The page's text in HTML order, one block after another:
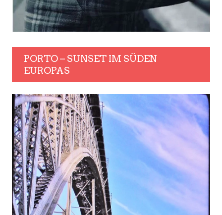
PORTO – SUNSET IM SÜDEN
EUROPAS